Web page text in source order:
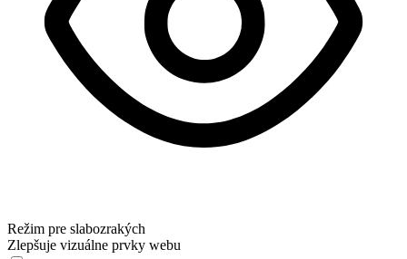
Režim pre slabozrakých
Zlepšuje vizuálne prvky webu